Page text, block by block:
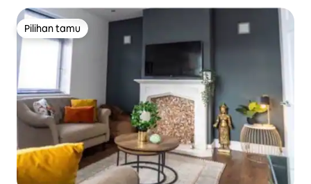
Pilihan tamu
Pilihan tamu